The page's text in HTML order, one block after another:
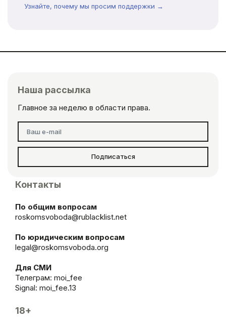
Узнайте, почему мы просим поддержки →
Наша рассылка
Главное за неделю в области права.
Подписаться
Контакты
По общим вопросам
roskomsvoboda@rublacklist.net
По юридическим вопросам
legal@roskomsvoboda.org
Для СМИ
Телеграм: moi_fee
Signal: moi_fee.13
18+